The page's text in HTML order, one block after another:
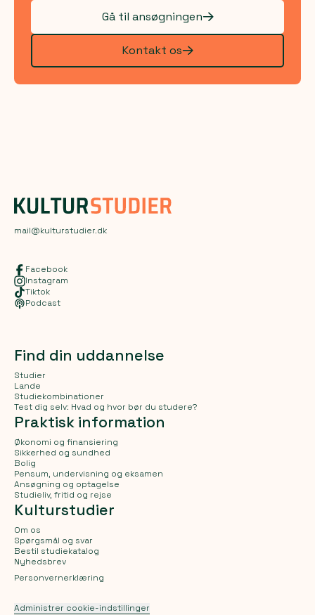
Gå til ansøgningen
Kontakt os
mail@kulturstudier.dk
Facebook
Instagram
Tiktok
Podcast
Find din uddannelse
Studier
Lande
Studiekombinationer
Test dig selv: Hvad og hvor bør du studere?
Praktisk information
Økonomi og finansiering
Sikkerhed og sundhed
Bolig
Pensum, undervisning og eksamen
Ansøgning og optagelse
Studieliv, fritid og rejse
Kulturstudier
Om os
Spørgsmål og svar
Bestil studiekatalog
Nyhedsbrev
Personvernerklæring
Administrer cookie-indstillinger